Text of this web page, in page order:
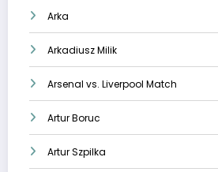
Arka
Arkadiusz Milik
Arsenal vs. Liverpool Match
Artur Boruc
Artur Szpilka